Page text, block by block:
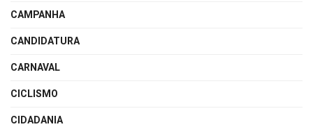
CAMPANHA
CANDIDATURA
CARNAVAL
CICLISMO
CIDADANIA